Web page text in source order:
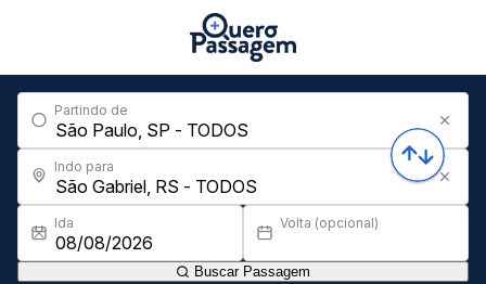
Partindo de
Indo para
Ida Volta (opcional)
Buscar Passagem